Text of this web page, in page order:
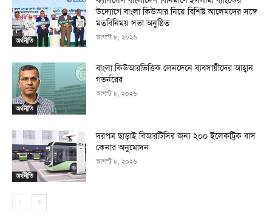
অর্থনীতি
উদ্যোগে বাংলা কিউআর নিয়ে বিশিষ্ট আলেমদের সঙ্গে
মতবিনিময় সভা অনুষ্ঠিত
আগস্ট ৮, ২০২৬
অর্থনীতি
বাংলা কিউআরভিত্তিক লেনদেনে ব্যবসায়ীদের আহ্বান
গভর্নরের
আগস্ট ৮, ২০২৬
অর্থনীতি
দরপত্র ছাড়াই বিআরটিসির জন্য ২০০ ইলেকট্রিক বাস
কেনার অনুমোদন
আগস্ট ৮, ২০২৬